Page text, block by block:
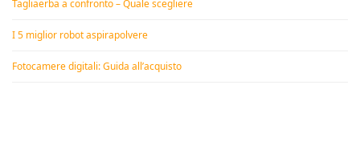
Tagliaerba a confronto – Quale scegliere
I 5 miglior robot aspirapolvere
Fotocamere digitali: Guida all’acquisto